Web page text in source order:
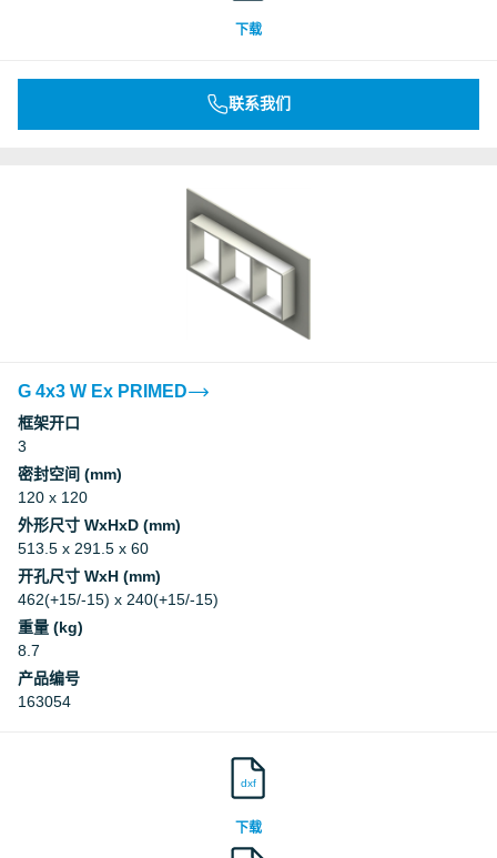
下载
联系我们
G 4x3 W Ex PRIMED
框架开口
3
密封空间 (mm)
120 x 120
外形尺寸 WxHxD (mm)
513.5 x 291.5 x 60
开孔尺寸 WxH (mm)
462(+15/-15) x 240(+15/-15)
重量 (kg)
8.7
产品编号
163054
dxf
下载